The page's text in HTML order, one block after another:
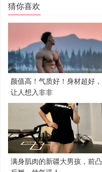
猜你喜欢
颜值高！气质好！身材超好，
让人想入非非
满身肌肉的新疆大男孩，前凸